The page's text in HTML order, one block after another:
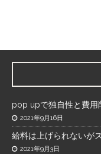
pop upで独自性と費用
2021年9月16日
給料は上げられないが
2021年9月3日